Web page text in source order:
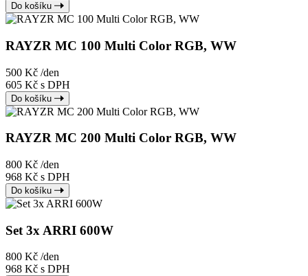
Do košíku
RAYZR MC 100 Multi Color RGB, WW
500 Kč /den
605 Kč s DPH
Do košíku
RAYZR MC 200 Multi Color RGB, WW
800 Kč /den
968 Kč s DPH
Do košíku
Set 3x ARRI 600W
800 Kč /den
968 Kč s DPH